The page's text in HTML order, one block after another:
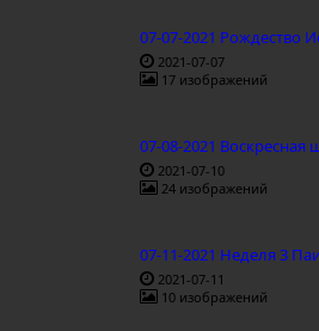
07-07-2021 Рождество
2021-07-07
17 изображений
07-08-2021 Воскресная
2021-07-10
24 изображений
07-11-2021 Неделя 3
2021-07-11
10 изображений